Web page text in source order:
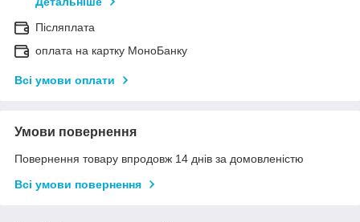
Післяплата
оплата на картку МоноБанку
Всі умови оплати
Умови повернення
Повернення товару впродовж 14 днів за домовленістю
Всі умови повернення